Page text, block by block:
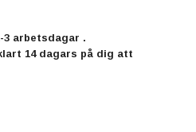
3 arbetsdagar .
14 dagars på dig att